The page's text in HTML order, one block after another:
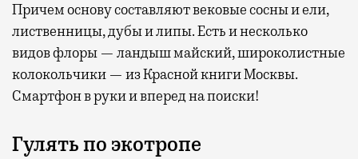
Причем основу составляют вековые сосны и ели,
лиственницы, дубы и липы. Есть и несколько
видов флоры — ландыш майский, широколистные
колокольчики — из Красной книги Москвы.
Смартфон в руки и вперед на поиски!
Гулять по экотропе